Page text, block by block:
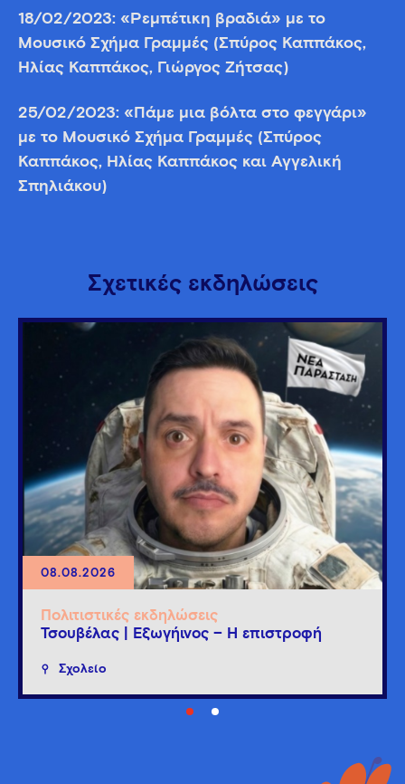
18/02/2023: «Ρεμπέτικη βραδιά» με το
Μουσικό Σχήμα Γραμμές (Σπύρος Καππάκος,
Ηλίας Καππάκος, Γιώργος Ζήτσας)
25/02/2023: «Πάμε μια βόλτα στο φεγγάρι»
με το Μουσικό Σχήμα Γραμμές (Σπύρος
Καππάκος, Ηλίας Καππάκος και Αγγελική
Σπηλιάκου)
Σχετικές εκδηλώσεις
08.08.2026
Πολιτιστικές εκδηλώσεις
Τσουβέλας | Εξωγήινος – Η επιστροφή
Σχολείο